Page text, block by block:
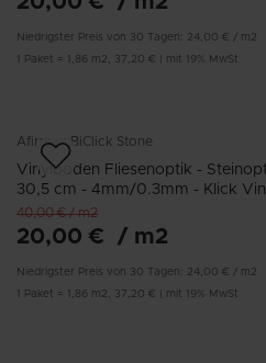
Niedrigster Preis von 30 Tagen: 24,00 € / m2
Paket = 1,86 m2 37,20 € mit 19% MwSt
Afirmax BiClick Stone
Vinylboden Fliesenoptik -
30,5 cm - 4mm/0.3mm - Klick
40,00 €/m2
20,00 € / m2
Niedrigster Preis von 30 Tagen: 24,00 € / m2
Paket = 1,86 m2 37,20 € mit 19% MwSt